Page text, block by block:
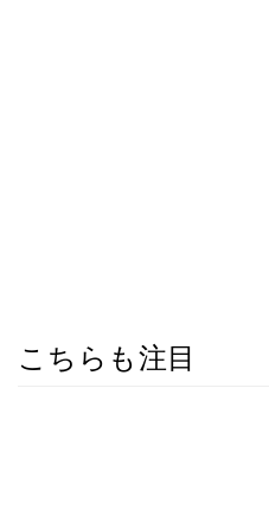
こちらも注目